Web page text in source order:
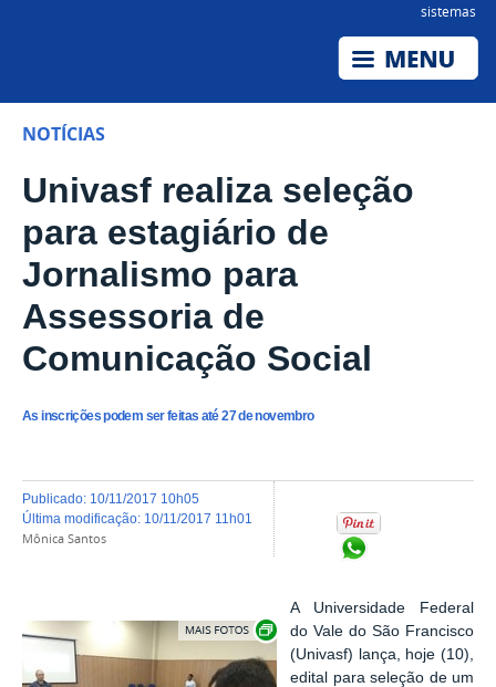
sistemas
NOTÍCIAS
Univasf realiza seleção
para estagiário de
Jornalismo para
Assessoria de
Comunicação Social
As inscrições podem ser feitas até 27 de novembro
publicado: 10/11/2017 10h05
última modificação: 10/11/2017 11h01
Mônica Santos
Exibir carrossel de imagens
A Universidade Federal
do Vale do São Francisco
(Univasf) lança, hoje (10),
edital para seleção de um